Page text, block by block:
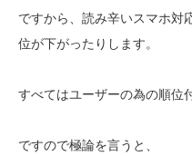
ですから、読み辛いスマホ対
位が下がったりします。
すべてはユーザーの為の順位
ですので極論を言うと、